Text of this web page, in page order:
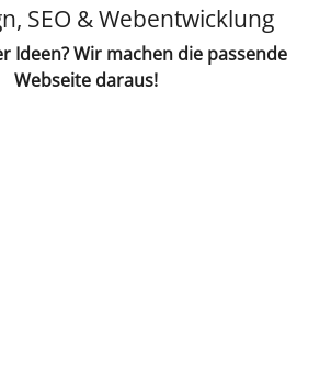
SEO & Webentwicklung
Ideen? Wir machen die passende
Webseite daraus!